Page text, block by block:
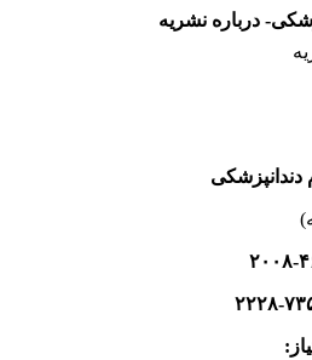
درباره نشریه
دندانپزشکی